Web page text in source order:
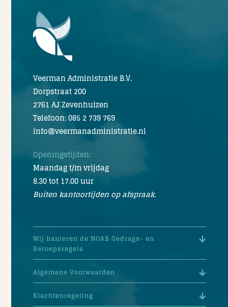
Veerman Administratie B.V.
Dorpstraat 200
2761 AJ Zevenhuizen
Telefoon: 085 2 739 769
info@veermanadministratie.nl
Openingstijden:
Maandag t/m vrijdag
8.30 tot 17.00 uur
Buiten kantoortijden op afspraak.
Wij hanteren de NOAB Gedrags- en
Beroepsregels
Algemene Voorwaarden
Klachtenregeling